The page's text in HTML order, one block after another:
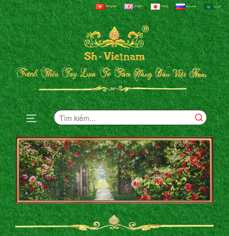
Tiếng Việt English 日本語 Русский العربية